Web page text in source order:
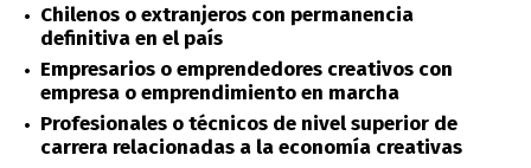
Chilenos o extranjeros con permanencia
definitiva en el país
Empresarios o emprendedores creativos con
empresa o emprendimiento en marcha
Profesionales o técnicos de nivel superior de
carrera relacionadas a la economía creativas